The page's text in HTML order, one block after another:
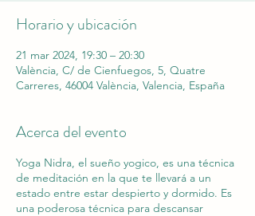
Horario y ubicación
21 mar 2024, 19:30 – 20:30
València, C/ de Cienfuegos, 5, Quatre
Carreres, 46004 València, Valencia, España
Acerca del evento
Yoga Nidra, el sueño yogico, es una técnica
de meditación en la que te llevará a un
estado entre estar despierto y dormido. Es
una poderosa técnica para descansar